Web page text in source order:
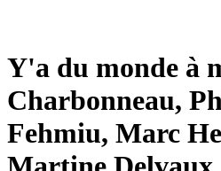
Y'a du monde à
Charbonneau,
Fehmiu, Marc